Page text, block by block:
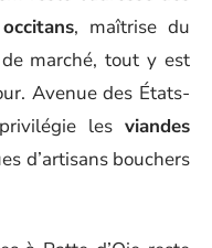
, maîtrise du
marché, tout y est
Avenue des États-
les viandes
d’artisans bouchers